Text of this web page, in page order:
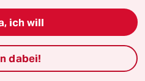
ich will
dabei!